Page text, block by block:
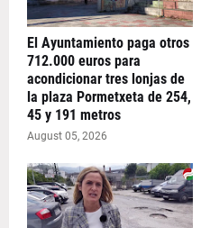
El Ayuntamiento paga otros
712.000 euros para
acondicionar tres lonjas de
la plaza Pormetxeta de 254,
45 y 191 metros
August 05, 2026